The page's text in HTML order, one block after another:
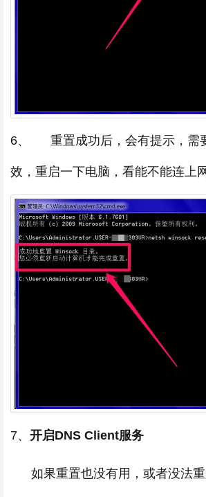
6、 重置成功后，会有提示，需
效，重启一下电脑，看能不能连上网
7、 开启DNS Client服务
如果重置也没有用，或者没法重